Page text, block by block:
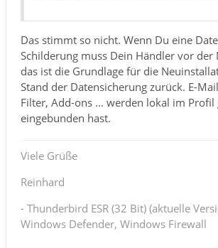
Das stimmt so nicht. Wenn Du eine
Schilderung muss Dein Händler vor
das ist die Grundlage für die
Stand der Datensicherung zurück. E-
Filter, Add-ons ... werden lokal im Profil
eingebunden hast.
Viele Grüße
Reinhard
- Thunderbird ESR (32 Bit) (aktuelle
Windows Defender, Windows Firewall